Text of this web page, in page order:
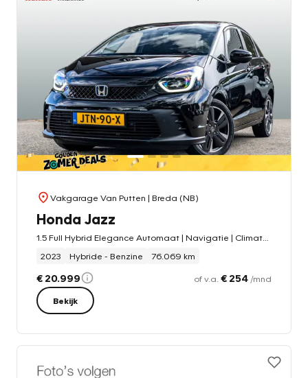
Vakgarage Van Putten | Breda (NB)
Honda Jazz
2023
Hybride - Benzine 76.069 km
€ 20.999 of v.a. € 254 /mnd
Bekijk